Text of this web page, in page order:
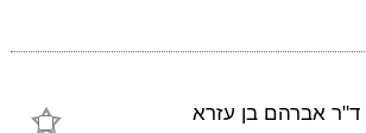
ד"ר אברהם בן עזרא